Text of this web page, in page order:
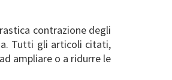
contrazione degli
Tutti gli articoli citati,
ampliare o a ridurre le